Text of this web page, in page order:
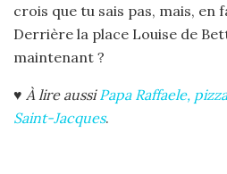
crois que tu sais pas, mais, en
Derrière la place Louise de
maintenant ?
♥ À lire aussi Papa Raffaele,
Saint-Jacques.